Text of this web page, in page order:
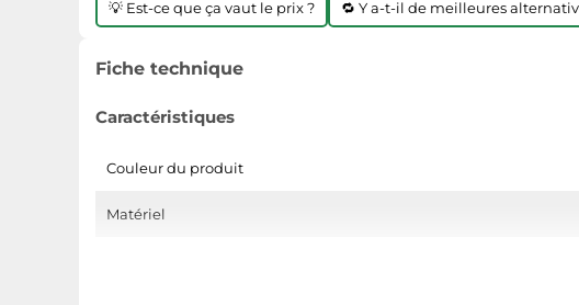
💡 Est-ce que ça vaut le prix ? 🔁 Y a-t-il de meilleures
Fiche technique
Caractéristiques
Couleur du produit
Matériel